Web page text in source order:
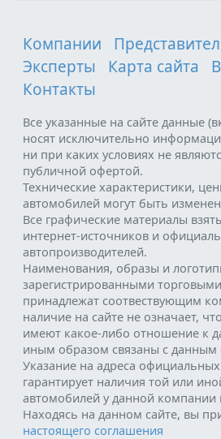
Компании
Эксперты
Карта сайта
Контакты
Все указанные на сайте данные
носят исключительно
ни при каких условиях не
публичной офертой.
Технические характеристики,
автомобилей могут быть
Все графические материалы
интернет-источников и
автопроизводителей.
Наименования, образы и
зарегистрированными
принадлежат соотвествующим
наличие на сайте не означает,
имеют какое-либо отношение к
иным образом связаны с данным
Указание на адреса
гарантирует наличия той или
автомобилей у данной компании
Находясь на данном сайте, вы
настоящего соглашения